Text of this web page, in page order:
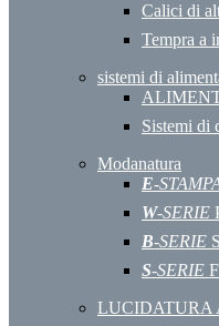
Calici di
Tempra a
sistemi di
Sistemi di
Modanatura
E-
W-SERIE
B-SERIE
S-SERIE
LUCIDATURA